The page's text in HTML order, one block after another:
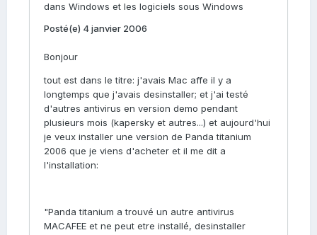
dans Windows et les logiciels sous Windows
Posté(e) 4 janvier 2006
Bonjour
tout est dans le titre: j'avais Mac affe il y a
longtemps que j'avais desinstaller; et j'ai testé
d'autres antivirus en version demo pendant
plusieurs mois (kapersky et autres...) et aujourd'hui
je veux installer une version de Panda titanium
2006 que je viens d'acheter et il me dit a
l'installation:
"Panda titanium a trouvé un autre antivirus
MACAFEE et ne peut etre installé, desinstaller